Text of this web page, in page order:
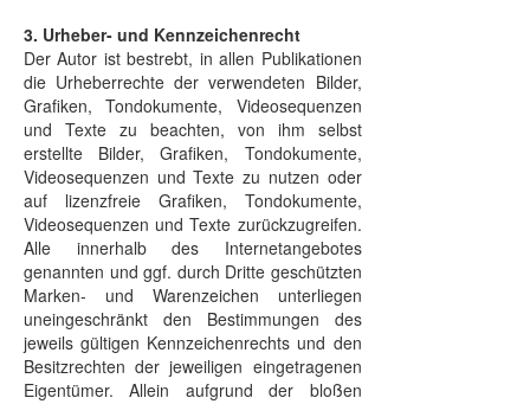
3. Urheber- und Kennzeichenrecht
Der Autor ist bestrebt, in allen Publikationen
die Urheberrechte der verwendeten Bilder,
Grafiken, Tondokumente, Videosequenzen
und Texte zu beachten, von ihm selbst
erstellte Bilder, Grafiken, Tondokumente,
Videosequenzen und Texte zu nutzen oder
auf lizenzfreie Grafiken, Tondokumente,
Videosequenzen und Texte zurückzugreifen.
Alle innerhalb des Internetangebotes
genannten und ggf. durch Dritte geschützten
Marken- und Warenzeichen unterliegen
uneingeschränkt den Bestimmungen des
jeweils gültigen Kennzeichenrechts und den
Besitzrechten der jeweiligen eingetragenen
Eigentümer. Allein aufgrund der bloßen